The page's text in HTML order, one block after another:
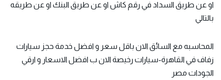
او عن طريق السداد في رقم كاش او عن طريق البنك او عن طريقه
بالتالي
المحاسبه مع السائق الان باقل سعر و افضل خدمة حجز سيارات
زفاف في القاهرة-سيارات رخيصة الان ب افضل الاسعار و ارقي
الجودات مصر